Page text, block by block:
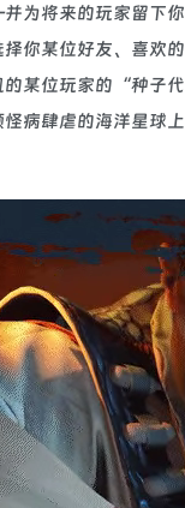
为将来的玩家留下
择你某位好友、喜欢
的某位玩家的“种子
病肆虐的海洋星球上